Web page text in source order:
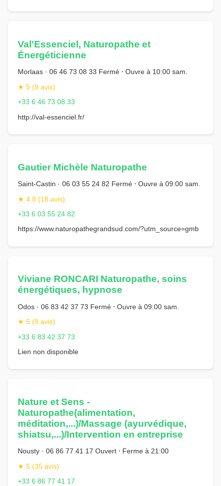
Val'Essenciel, Naturopathe et
Énergéticienne
Morlaas · 06 46 73 08 33 Fermé ⋅ Ouvre à 10:00 sam.
★ 5 (9 avis)
+33 6 46 73 08 33
http://val-essenciel.fr/
Gautier Michèle Naturopathe
Saint-Castin · 06 03 55 24 82 Fermé ⋅ Ouvre à 09:00 sam.
★ 4.8 (18 avis)
+33 6 03 55 24 82
https://www.naturopathegrandsud.com/?utm_source=gmb
Viviane RONCARI Naturopathe, soins
énergétiques, hypnose
Odos · 06 83 42 37 73 Fermé ⋅ Ouvre à 09:00 sam.
★ 5 (9 avis)
+33 6 83 42 37 73
Lien non disponible
Nature et Sens -
Naturopathe(alimentation,
méditation,...)/Massage (ayurvédique,
shiatsu,...)/Intervention en entreprise
Nousty · 06 86 77 41 17 Ouvert ⋅ Ferme à 21:00
★ 5 (35 avis)
+33 6 86 77 41 17